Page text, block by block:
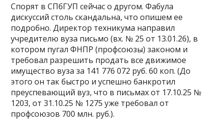
Спорят в СПбГУП сейчас о другом. Фабула
дискуссий столь скандальна, что опишем ее
подробно. Директор техникума направил
учредителю вуза письмо (вх. № 25 от 13.01.26), в
котором пугал ФНПР (профсоюзы) законом и
требовал разрешить продать все движимое
имущество вуза за 141 776 072 руб. 60 коп. (До
этого он так быстро и успешно банкротил
преуспевающий вуз, что в письмах от 17.10.25 №
1203, от 31.10.25 № 1275 уже требовал от
профсоюзов 700 млн. руб.).